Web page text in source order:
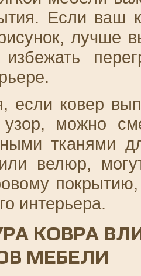
Если ваш
лучше
если ковер
можно
тканями
велюр,
интерьера.
КОВРА
МЕБЕЛИ